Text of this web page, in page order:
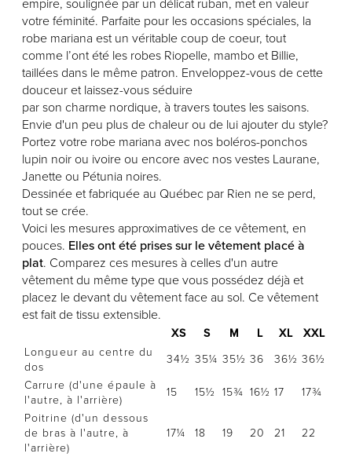
votre féminité. Parfaite pour les occasions spéciales, la
robe mariana est un véritable coup de coeur, tout
comme l’ont été les robes Riopelle, mambo et Billie,
taillées dans le même patron. Enveloppez-vous de cette
douceur et laissez-vous séduire
par son charme nordique, à travers toutes les saisons.
Envie d'un peu plus de chaleur ou de lui ajouter du style?
Portez votre robe mariana avec nos boléros-ponchos
lupin noir ou ivoire ou encore avec nos vestes Laurane,
Janette ou Pétunia noires.
Dessinée et fabriquée au Québec par Rien ne se perd,
tout se crée.
Voici les mesures approximatives de ce vêtement, en
pouces. Elles ont été prises sur le vêtement placé à
plat. Comparez ces mesures à celles d'un autre
vêtement du même type que vous possédez déjà et
placez le devant du vêtement face au sol. Ce vêtement
est fait de tissu extensible.
XS S M L XL XXL
Longueur au centre du
dos
34½ 35¼ 35½ 36 36½ 36½
Carrure (d'une épaule à
l'autre, à l'arrière)
15 15½ 15¾ 16½ 17
17¾
Poitrine (d'un dessous
de bras à l'autre, à
l'arrière)
17¼ 18 19 20 21 22